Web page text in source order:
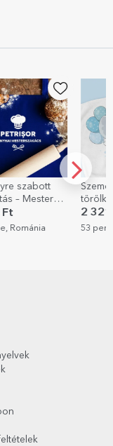
szabott
névvel - Fiú
Ft
Románia
bögre,
2
55